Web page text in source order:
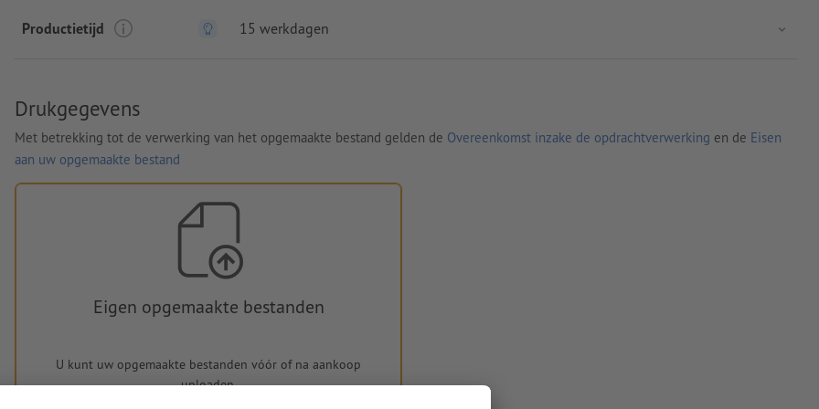
Productietijd 15 werkdagen
Drukgegevens
Met betrekking tot de verwerking van het opgemaakte bestand gelden de Overeenkomst inzake de opdrachtverwerking en de Eisen
aan uw opgemaakte bestand
Eigen opgemaakte bestanden
U kunt uw opgemaakte bestanden vóór of na aankoop
uploaden.